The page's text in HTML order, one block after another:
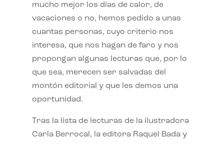
mucho mejor los días de calor, de
vacaciones o no, hemos pedido a unas
cuantas personas, cuyo criterio nos
interesa, que nos hagan de faro y nos
propongan algunas lecturas que, por lo
que sea, merecen ser salvadas del
montón editorial y que les demos una
oportunidad.
Tras la lista de lecturas de la ilustradora
Carla Berrocal, la editora Raquel Bada y